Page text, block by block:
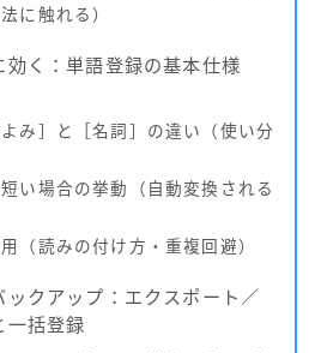
に触れる）
効く：単語登録の基本仕様
み］と［名詞］の違い（使い分
短い場合の挙動（自動変換される
（読みの付け方・重複回避）
ックアップ：エクスポート／
一括登録